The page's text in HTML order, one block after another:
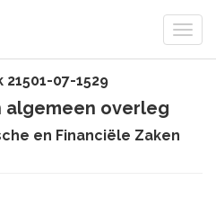
07-1529
algemeen overleg
en Financiële Zaken